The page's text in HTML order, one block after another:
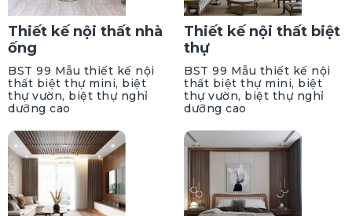
Thiết kế nội thất nhà
ống
BST 99 Mẫu thiết kế nội
thất biệt thự mini, biệt
thự vườn, biệt thự nghỉ
dưỡng cao
Thiết kế nội thất biệt
thự
BST 99 Mẫu thiết kế nội
thất biệt thự mini, biệt
thự vườn, biệt thự nghỉ
dưỡng cao